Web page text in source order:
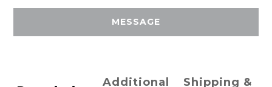
MESSAGE
Additional
Shipping &